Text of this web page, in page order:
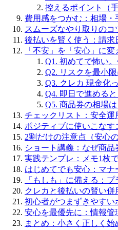
控えるポイント（
費用感をつかむ：相場
スムーズなやり取りのコ
後払いを賢く使う：請求
「不安」を「安心」に
Q1. 初めてで怖い
Q2. リスクを最小
Q3. クレカ 現金化
Q4. 即日で進める
Q5. 商品券の相場
チェックリスト：安全運
ポジティブに使いこな
2割だけの注意点（安心
ショート講義：なぜ商品
実践テンプレ：メモ1枚
はじめてでも安心：マ
「もしも」に備える：
クレカと後払いの賢い
初心者がつまずきやすい
安心を最優先に：情報管
まとめ：小さく正しく